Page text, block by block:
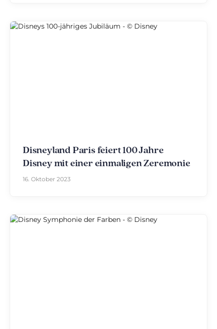
Disneyland Paris feiert 100 Jahre
Disney mit einer einmaligen Zeremonie
16. Oktober 2023